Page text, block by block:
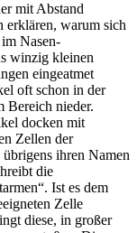
mit Abstand
erklären, warum sich
Nasen-
winzig kleinen
eingeatmet
oft schon in der
Bereich nieder.
docken mit
Zellen der
ihren Namen
die
Ist es dem
Zelle
diese, in großer